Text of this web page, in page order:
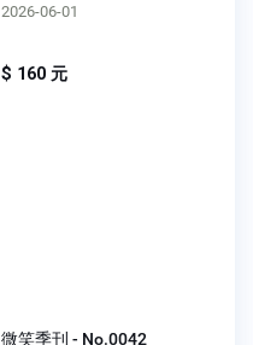
2026-06-01
$ 160 元
微笑季刊 - No.0042